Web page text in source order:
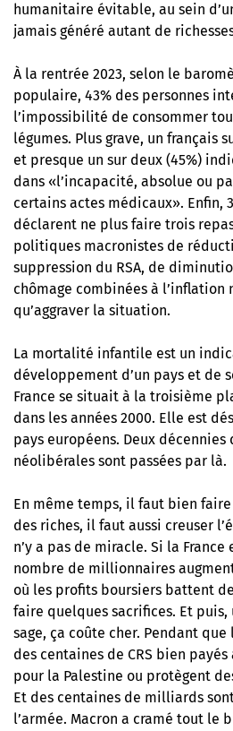
humanitaire évitable, au sein
jamais généré autant de
À la rentrée 2023, selon le
populaire, 43% des personnes
l’impossibilité de consommer
légumes. Plus grave, un français
et presque un sur deux (45%)
dans «l’incapacité, absolue ou
certains actes médicaux». Enfin,
déclarent ne plus faire trois
politiques macronistes de
suppression du RSA, de
chômage combinées à l’inflation
qu’aggraver la situation.
La mortalité infantile est un
développement d’un pays et de
France se situait à la troisième
dans les années 2000. Elle est
pays européens. Deux
néolibérales sont passées par là.
En même temps, il faut bien
des riches, il faut aussi creuser
n’y a pas de miracle. Si la France
nombre de millionnaires
où les profits boursiers battent
faire quelques sacrifices. Et
sage, ça coûte cher. Pendant
des centaines de CRS bien
pour la Palestine ou protègent
Et des centaines de milliards
l’armée. Macron a cramé tout le